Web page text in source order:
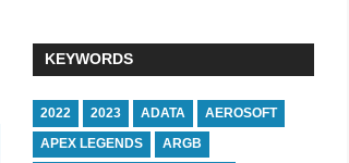
KEYWORDS
2022 2023 ADATA AEROSOFT
APEX LEGENDS ARGB